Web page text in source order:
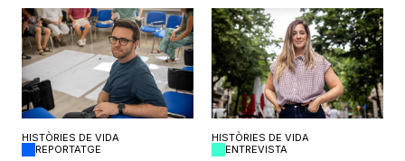
HISTÒRIES DE VIDA
REPORTATGE
HISTÒRIES DE VIDA
ENTREVISTA